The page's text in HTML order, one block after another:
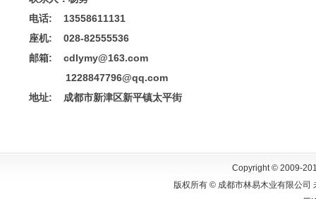
电话: 13558611131
座机: 028-82555536
邮箱: cdlymy@163.com
1228847796@qq.com
地址: 成都市新津区新平镇太平街
Copyright © 2009-
版权所有 © 成都市林易木业有限公司